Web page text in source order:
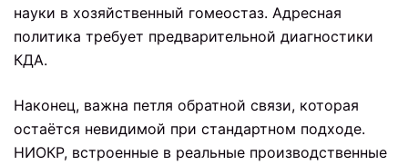
науки в хозяйственный гомеостаз. Адресная
политика требует предварительной диагностики
КДА.
Наконец, важна петля обратной связи, которая
остаётся невидимой при стандартном подходе.
НИОКР, встроенные в реальные производственные